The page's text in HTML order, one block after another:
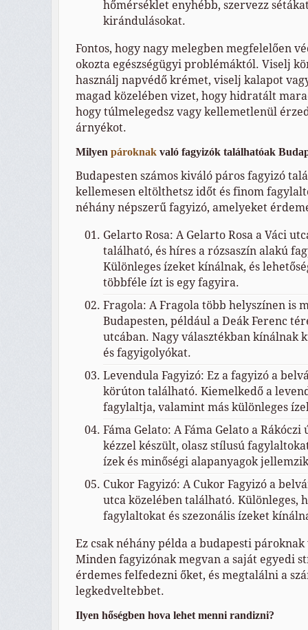
hőmérséklet enyhébb, szervezz
kirándulásokat.
Fontos, hogy nagy melegben megfelelően
okozta egészségügyi problémáktól. Viselj
használj napvédő krémet, viselj kalapot
magad közelében vizet, hogy hidratált
hogy túlmelegedsz vagy kellemetlenül
árnyékot.
Milyen pároknak való fagyizók találhatóak
Budapesten számos kiváló páros fagyizó
kellemesen eltölthetsz időt és finom
néhány népszerű fagyizó, amelyeket
Gelarto Rosa: A Gelarto Rosa a Váci
található, és híres a rózsaszín alakú
Különleges ízeket kínálnak, és
többféle ízt is egy fagyira.
Fragola: A Fragola több helyszínen is
Budapesten, például a Deák Ferenc
utcában. Nagy választékban kínálnak
és fagyigolyókat.
Levendula Fagyizó: Ez a fagyizó a
körúton található. Kiemelkedő a
fagylaltja, valamint más különleges
Fáma Gelato: A Fáma Gelato a
kézzel készült, olasz stílusú
ízek és minőségi alapanyagok
Cukor Fagyizó: A Cukor Fagyizó a
utca közelében található. Különleges,
fagylaltokat és szezonális ízeket
Ez csak néhány példa a budapesti
Minden fagyizónak megvan a saját egyedi
érdemes felfedezni őket, és megtalálni a
legkedveltebbet.
Ilyen hőségben hova lehet menni randizni?